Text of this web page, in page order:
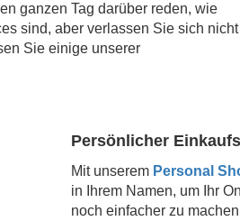
ganzen Tag darüber reden, wie
sind, aber verlassen Sie sich nicht
Sie einige unserer
Persönlicher
Mit unserem Personal
in Ihrem Namen, um Ihr
noch einfacher zu